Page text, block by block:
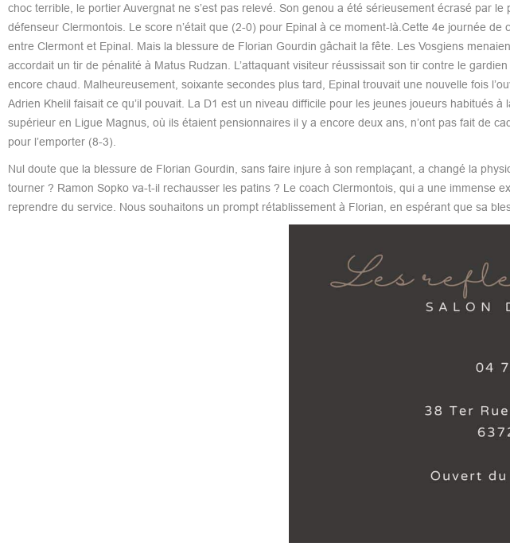
choc terrible, le portier Auvergnat ne s’est pas relevé. Son genou a été sérieusement écrasé par
défenseur Clermontois. Le score n’était que (2-0) pour Epinal à ce moment-là.Cette 4e journée de
entre Clermont et Epinal. Mais la blessure de Florian Gourdin gâchait la fête. Les Vosgiens
accordait un tir de pénalité à Matus Rudzan. L’attaquant visiteur réussissait son tir contre le
encore chaud. Malheureusement, soixante secondes plus tard, Epinal trouvait une nouvelle fois
Adrien Khelil faisait ce qu’il pouvait. La D1 est un niveau difficile pour les jeunes joueurs habitués à
supérieur en Ligue Magnus, où ils étaient pensionnaires il y a encore deux ans, n’ont pas fait de
pour l’emporter (8-3).
Nul doute que la blessure de Florian Gourdin, sans faire injure à son remplaçant, a changé la
tourner ? Ramon Sopko va-t-il rechausser les patins ? Le coach Clermontois, qui a une immense
reprendre du service. Nous souhaitons un prompt rétablissement à Florian, en espérant que sa